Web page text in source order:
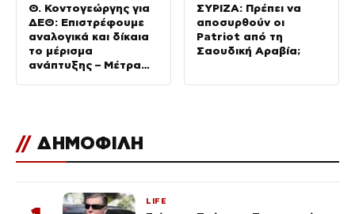
Θ. Κοντογεώργης για
ΔΕΘ: Επιστρέφουμε
αναλογικά και δίκαια
το μέρισμα
ανάπτυξης – Μέτρα
ΣΥΡΙΖΑ: Πρέπει να
αποσυρθούν οι
Patriot από τη
Σαουδική Αραβία;
// ΔΗΜΟΦΙΛΗ
LIFE